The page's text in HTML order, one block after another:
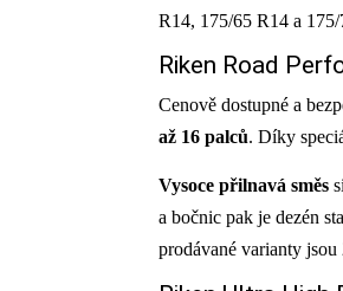
R14, 175/65 R14 a
Riken Road
Cenově dostupné a
až 16 palců. Díky
Vysoce přilnavá směs
a bočnic pak je dezén
prodávané varianty